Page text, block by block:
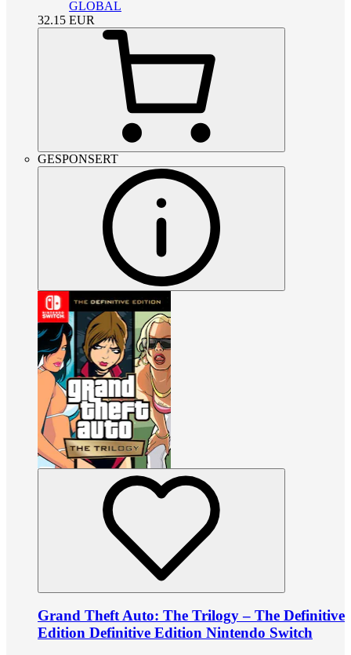
GLOBAL
32.15 EUR
GESPONSERT
Grand Theft Auto: The Trilogy – The Definitive
Edition Definitive Edition Nintendo Switch